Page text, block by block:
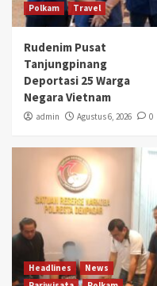
Polkam
Travel
Rudenim Pusat
Tanjungpinang
Deportasi 25 Warga
Negara Vietnam
admin Agustus 6, 2026 0
Headlines
News